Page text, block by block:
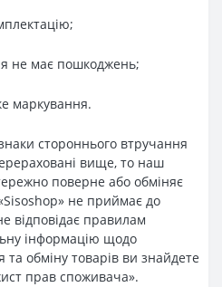
не має пошкоджень;
маркування.
стороннього втручання
вище, то наш
поверне або обміняє
не приймає до
відповідає правилам
інформацію щодо
обміну товарів ви знайдете
прав споживача».